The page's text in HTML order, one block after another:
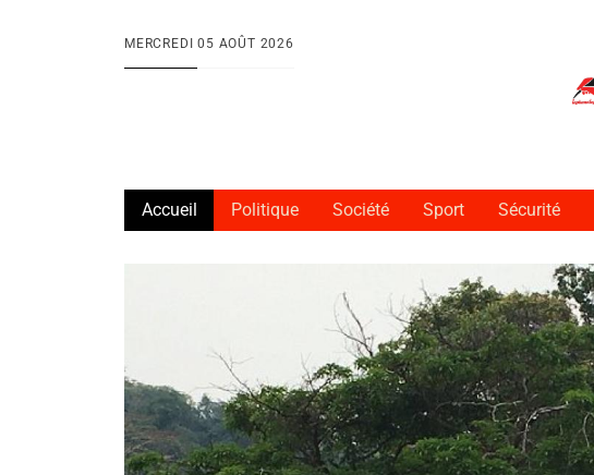
MERCREDI05 AOÛT 2026
Accueil Politique Société Sport Sécurité